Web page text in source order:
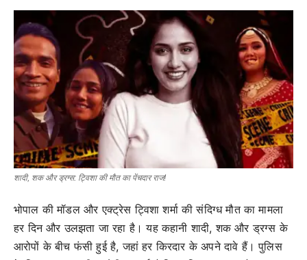
शादी, शक और ड्रग्स: ट्विशा की मौत का पेंचदार राज!
भोपाल की मॉडल और एक्ट्रेस ट्विशा शर्मा की संदिग्ध मौत का मामला
हर दिन और उलझता जा रहा है। यह कहानी शादी, शक और ड्रग्स के
आरोपों के बीच फंसी हुई है, जहां हर किरदार के अपने दावे हैं। पुलिस